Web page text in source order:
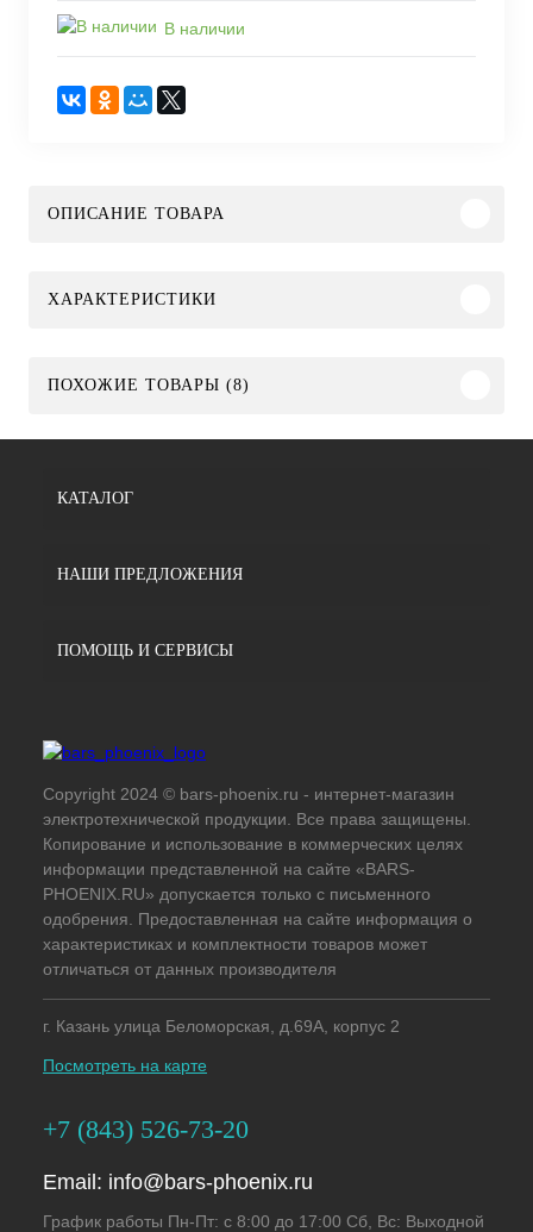
В наличии
ОПИСАНИЕ ТОВАРА
ХАРАКТЕРИСТИКИ
ПОХОЖИЕ ТОВАРЫ (8)
КАТАЛОГ
НАШИ ПРЕДЛОЖЕНИЯ
ПОМОЩЬ И СЕРВИСЫ
Copyright 2024 © bars-phoenix.ru - интернет-магазин
электротехнической продукции. Все права защищены.
Копирование и использование в коммерческих целях
информации представленной на сайте «BARS-
PHOENIX.RU» допускается только с письменного
одобрения. Предоставленная на сайте информация о
характеристиках и комплектности товаров может
отличаться от данных производителя
г. Казань улица Беломорская, д.69А, корпус 2
Посмотреть на карте
+7 (843) 526-73-20
Email: info@bars-phoenix.ru
График работы Пн-Пт: с 8:00 до 17:00 Сб, Вс: Выходной